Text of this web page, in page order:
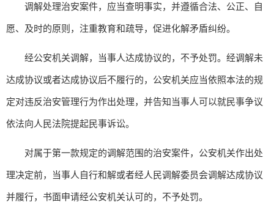
调解处理治安案件，应当查明事实，并遵循合法、公正、自
愿、及时的原则，注重教育和疏导，促进化解矛盾纠纷。
经公安机关调解，当事人达成协议的，不予处罚。经调解未
达成协议或者达成协议后不履行的，公安机关应当依照本法的规
定对违反治安管理行为作出处理，并告知当事人可以就民事争议
依法向人民法院提起民事诉讼。
对属于第一款规定的调解范围的治安案件，公安机关作出处
理决定前，当事人自行和解或者经人民调解委员会调解达成协议
并履行，书面申请经公安机关认可的，不予处罚。